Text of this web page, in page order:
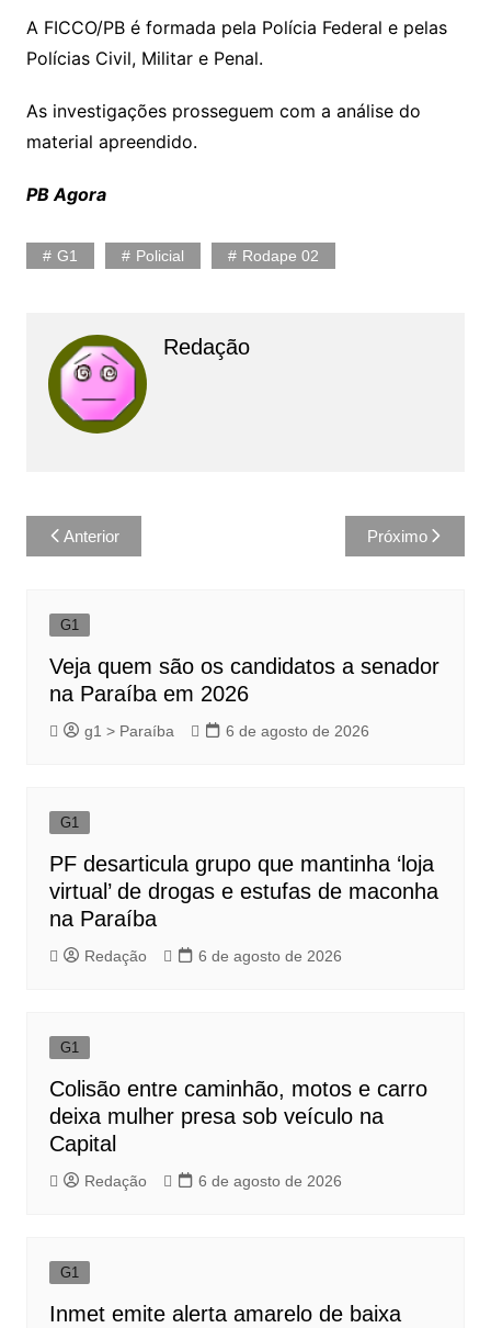
A FICCO/PB é formada pela Polícia Federal e pelas
Polícias Civil, Militar e Penal.
As investigações prosseguem com a análise do
material apreendido.
PB Agora
G1 Policial Rodape 02
Redação
Navegação
de
Anterior Próximo
G1
Veja quem são os candidatos a senador
na Paraíba em 2026
g1 > Paraíba 6 de agosto de 2026
G1
PF desarticula grupo que mantinha ‘loja
virtual’ de drogas e estufas de maconha
na Paraíba
Redação 6 de agosto de 2026
G1
Colisão entre caminhão, motos e carro
deixa mulher presa sob veículo na
Capital
Redação 6 de agosto de 2026
G1
Inmet emite alerta amarelo de baixa